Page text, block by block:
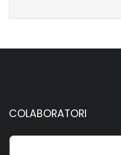
COLABORATORI